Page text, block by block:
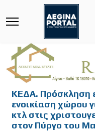
ΚΕΔΑ. Πρόσκληση
ενοικίαση χώρου
κτλ στις
στον Πύργο του